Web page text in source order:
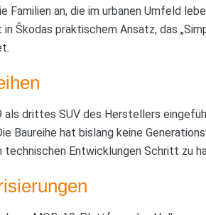
Familien an, die im urbanen Umfeld
Škodas praktischem Ansatz, das
als drittes SUV des Herstellers
Baureihe hat bislang keine
technischen Entwicklungen Schritt zu